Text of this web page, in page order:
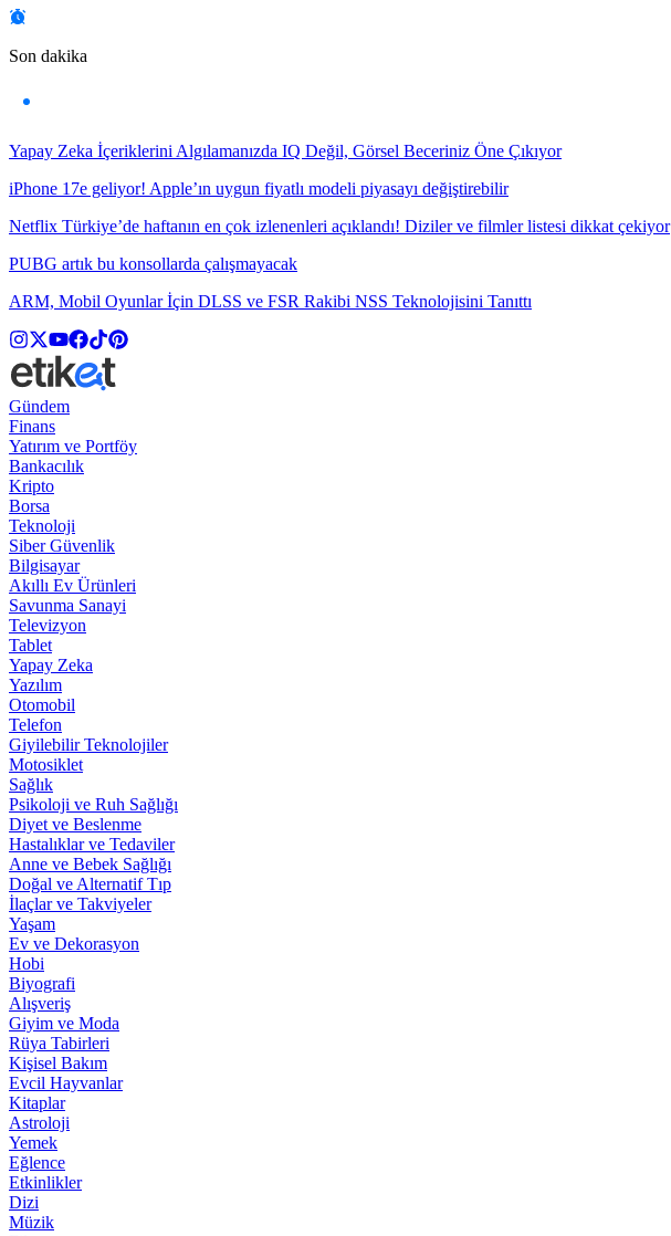
Son dakika
Yapay Zeka İçeriklerini Algılamanızda IQ Değil, Görsel Beceriniz Öne Çıkıyor
iPhone 17e geliyor! Apple’ın uygun fiyatlı modeli piyasayı değiştirebilir
Netflix Türkiye’de haftanın en çok izlenenleri açıklandı! Diziler ve filmler listesi dikkat çekiyor
PUBG artık bu konsollarda çalışmayacak
ARM, Mobil Oyunlar İçin DLSS ve FSR Rakibi NSS Teknolojisini Tanıttı
Gündem
Finans
Yatırım ve Portföy
Bankacılık
Kripto
Borsa
Teknoloji
Siber Güvenlik
Bilgisayar
Akıllı Ev Ürünleri
Savunma Sanayi
Televizyon
Tablet
Yapay Zeka
Yazılım
Otomobil
Telefon
Giyilebilir Teknolojiler
Motosiklet
Sağlık
Psikoloji ve Ruh Sağlığı
Diyet ve Beslenme
Hastalıklar ve Tedaviler
Anne ve Bebek Sağlığı
Doğal ve Alternatif Tıp
İlaçlar ve Takviyeler
Yaşam
Ev ve Dekorasyon
Hobi
Biyografi
Alışveriş
Giyim ve Moda
Rüya Tabirleri
Kişisel Bakım
Evcil Hayvanlar
Kitaplar
Astroloji
Yemek
Eğlence
Etkinlikler
Dizi
Müzik